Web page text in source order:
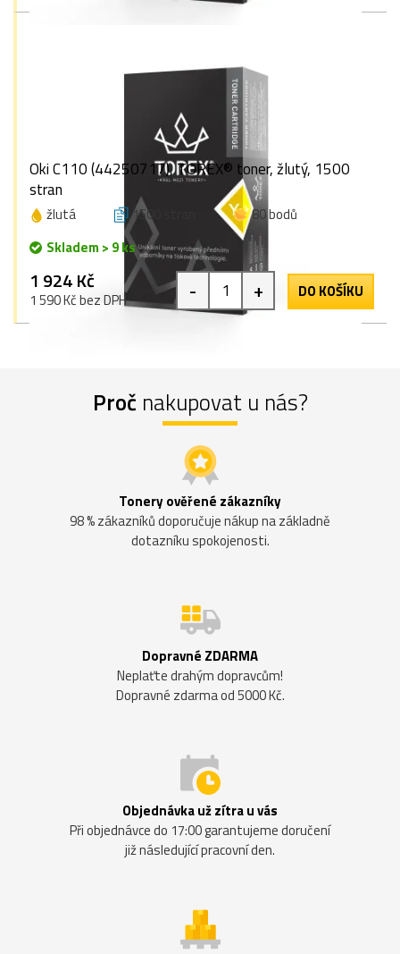
Oki C110 (44250717), TOREX® toner, žlutý, 1500
stran
žlutá 1500 stran
80 bodů
Skladem > 9 ks
1 924 Kč
1 590 Kč bez DPH - + DO KOŠÍKU
Proč nakupovat u nás?
Tonery ověřené zákazníky
98 % zákazníků doporučuje nákup na základně
dotazníku spokojenosti.
Dopravné ZDARMA
Neplaťte drahým dopravcům!
Dopravné zdarma od 5000 Kč.
Objednávka už zítra u vás
Při objednávce do 17:00 garantujeme doručení
již následující pracovní den.